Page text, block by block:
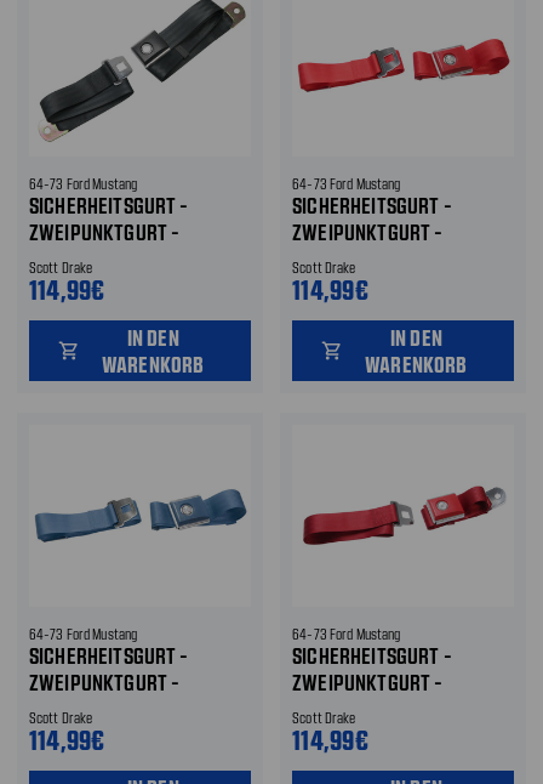
64-73 Ford Mustang
SICHERHEITSGURT -
ZWEIPUNKTGURT -
HELLBLAU - DRUCKKNOPF
Scott Drake
114,99€
shopping_cart
IN DEN
WARENKORB
64-73 Ford Mustang
SICHERHEITSGURT -
ZWEIPUNKTGURT -
HELLROT - DRUCKKNOPF
Scott Drake
114,99€
shopping_cart
IN DEN
WARENKORB
64-73 Ford Mustang
SICHERHEITSGURT -
ZWEIPUNKTGURT -
MITTELBLAU -
DRUCKKNOPF
Scott Drake
114,99€
64-73 Ford Mustang
SICHERHEITSGURT -
ZWEIPUNKTGURT -
DUNKELROT - DRUCKKNOPF
Scott Drake
114,99€